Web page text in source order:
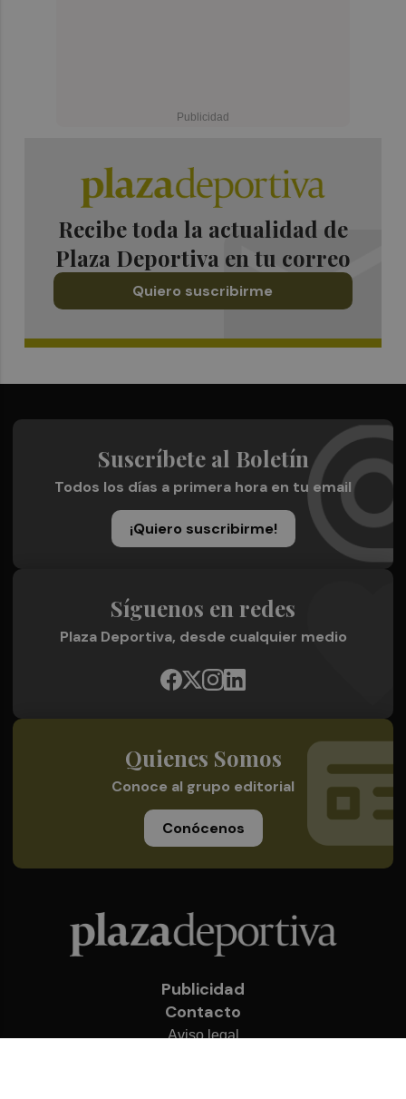
Recibe toda la actualidad de
Plaza Deportiva en tu correo
Quiero suscribirme
Suscríbete al Boletín
Todos los días a primera hora en tu email
¡Quiero suscribirme!
Síguenos en redes
Plaza Deportiva, desde cualquier medio
Quienes Somos
Conoce al grupo editorial
Conócenos
Publicidad
Contacto
Aviso legal